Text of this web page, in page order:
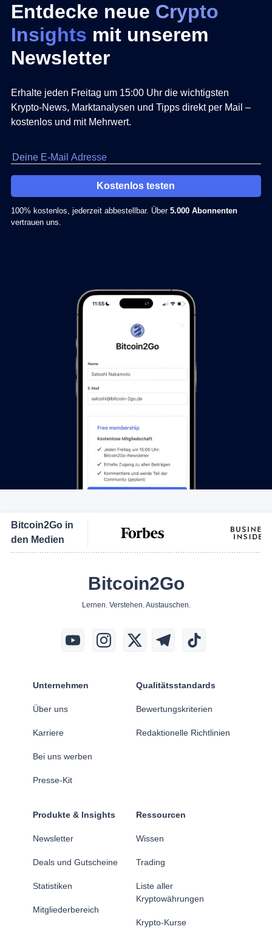
Entdecke neue Crypto
Insights mit unserem
Newsletter
Erhalte jeden Freitag um 15:00 Uhr die wichtigsten
Krypto-News, Marktanalysen und Tipps direkt per Mail –
kostenlos und mit Mehrwert.
Kostenlos testen
100% kostenlos, jederzeit abbestellbar. Über 5.000 Abonnenten
vertrauen uns.
Bitcoin2Go in
den Medien
Bitcoin2Go
Lernen. Verstehen. Austauschen.
Unternehmen
Über uns
Karriere
Bei uns werben
Presse-Kit
Qualitätsstandards
Bewertungskriterien
Redaktionelle Richtlinien
Produkte & Insights
Newsletter
Deals und Gutscheine
Statistiken
Mitgliederbereich
Ressourcen
Wissen
Trading
Liste aller
Kryptowährungen
Krypto-Kurse